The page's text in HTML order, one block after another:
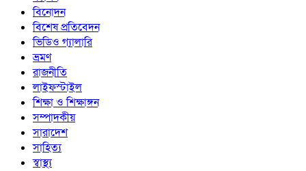
বিনোদন
বিশেষ প্রতিবেদন
ভিডিও গ্যালারি
ভ্রমণ
রাজনীতি
লাইফস্টাইল
শিক্ষা ও শিক্ষাঙ্গন
সম্পাদকীয়
সারাদেশ
সাহিত্য
স্বাস্থ্য